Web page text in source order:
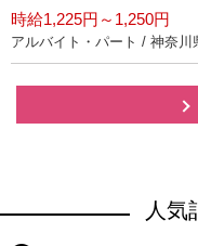
時給1,225円～1,250円
アルバイト・パート / 神奈川
人気